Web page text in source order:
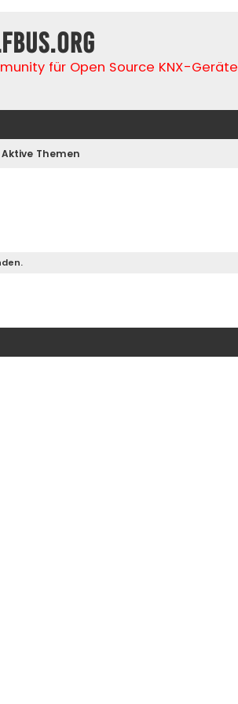
für Open Source KNX-Geräte
Aktive Themen